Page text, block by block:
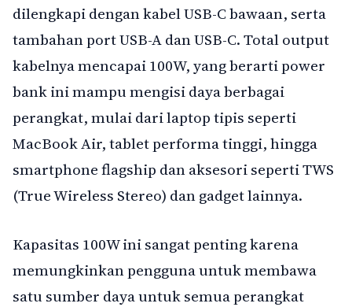
dilengkapi dengan kabel USB-C bawaan, serta
tambahan port USB-A dan USB-C. Total output
kabelnya mencapai 100W, yang berarti power
bank ini mampu mengisi daya berbagai
perangkat, mulai dari laptop tipis seperti
MacBook Air, tablet performa tinggi, hingga
smartphone flagship dan aksesori seperti TWS
(True Wireless Stereo) dan gadget lainnya.
Kapasitas 100W ini sangat penting karena
memungkinkan pengguna untuk membawa
satu sumber daya untuk semua perangkat